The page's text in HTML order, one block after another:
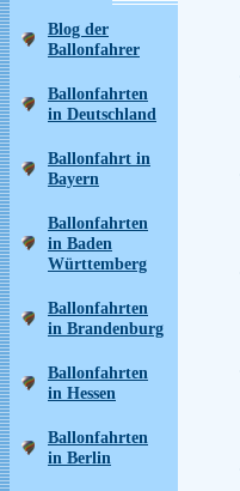
Blog der
Ballonfahrer
Ballonfahrten
in Deutschland
Ballonfahrt in
Bayern
Ballonfahrten
in Baden
Württemberg
Ballonfahrten
in Brandenburg
Ballonfahrten
in Hessen
Ballonfahrten
in Berlin